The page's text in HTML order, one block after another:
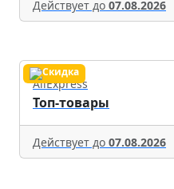
Действует до 07.08.2026
AliExpress
Топ-товары
Действует до 07.08.2026